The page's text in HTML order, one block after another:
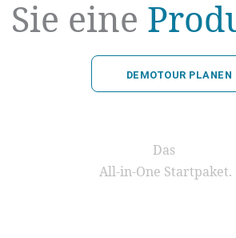
Sie eine
DEMOTOUR PLANEN
Das
All-in-One Startpaket.